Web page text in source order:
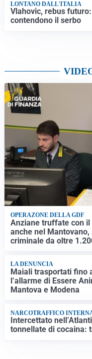
LONTANO DALL'ITALIA
Vlahovic, rebus
contendono il serbo
OPERAZONE DELLA GDF
Anziane truffate con il
anche nel
criminale da oltre
LA DENUNCIA
Maiali trasportati fino
l’allarme di Essere
Mantova e Modena
NARCOTRAFFICO
Intercettato
tonnellate di cocaina: